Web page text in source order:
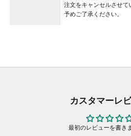
注文をキャンセルさせて
予めご了承ください。
カスタマーレ
最初のレビューを書き